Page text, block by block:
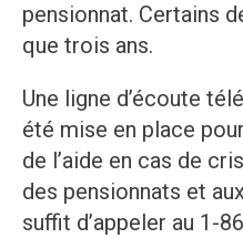
pensionnat. Certains
que trois ans.
Une ligne d’écoute
été mise en place
de l’aide en cas de
des pensionnats et
suffit d’appeler au 1-